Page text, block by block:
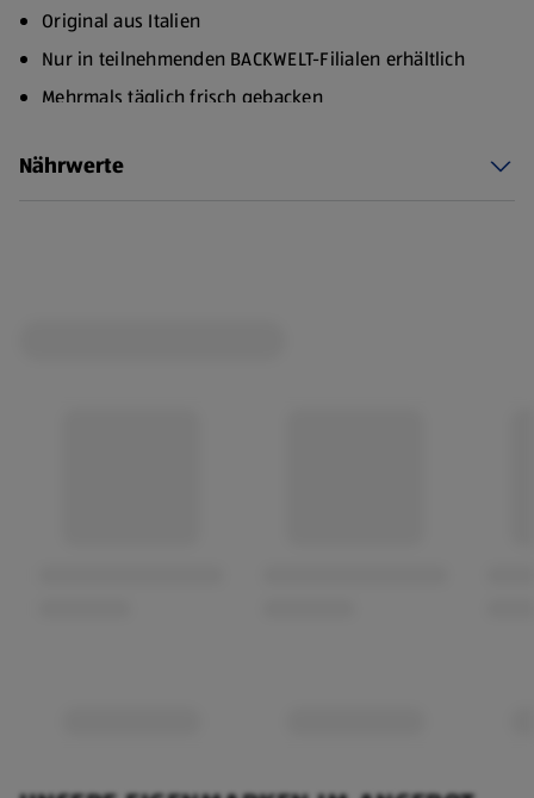
Original aus Italien
Nur in teilnehmenden BACKWELT-Filialen erhältlich
Mehrmals täglich frisch gebacken
Nährwerte